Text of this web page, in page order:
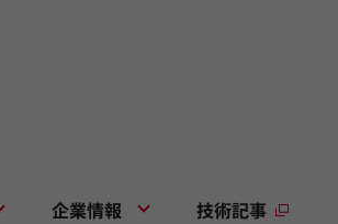
企業情報 技術記事